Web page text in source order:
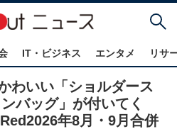
IT・ビジネス エンタメ リサ
わいい「ショルダース
バッグ」が付いてく
年8月・9月合併